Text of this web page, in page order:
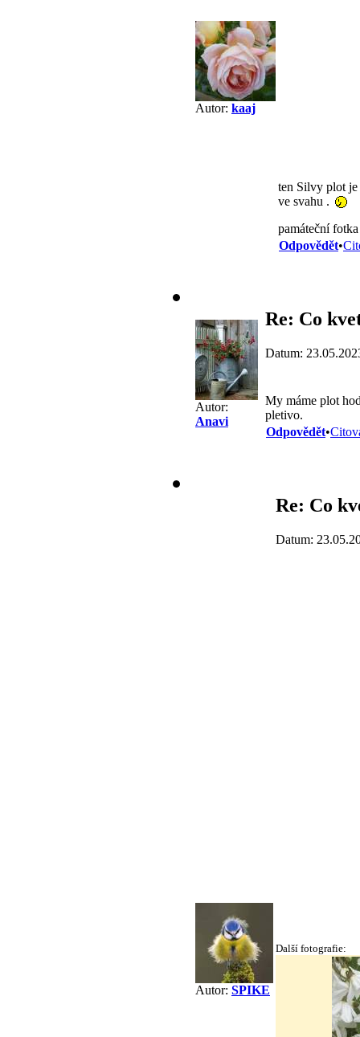
Autor: kaaj
ten Silvy plot je
ve svahu .
památeční
Odpovědět•
Autor:
Anavi
Re: Co
Datum:
My máme plot
pletivo.
Odpovědět•
Autor: SPIKE
Re: Co
Datum:
Další fotografie: